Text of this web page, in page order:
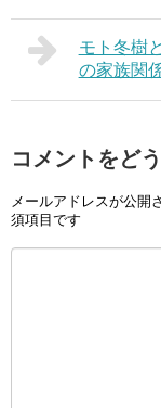
モト冬樹
の家族関
コメントをど
メールアドレスが公開
須項目です